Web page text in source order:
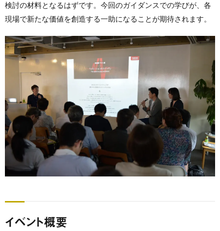
検討の材料となるはずです。今回のガイダンスでの学びが、各
現場で新たな価値を創造する一助になることが期待されます。
イベント概要